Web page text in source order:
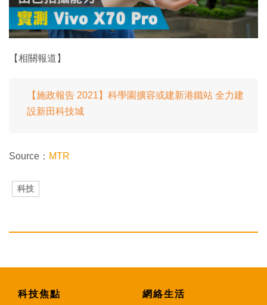
.
【相關報道】
【施政報告 2021】科學園擴容或建新港鐵站 全力建
設新田科技城
Source： MTR
科技
科技焦點 網絡生活